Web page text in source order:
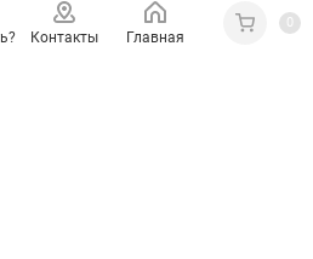
Контакты Главная Кабинет
0